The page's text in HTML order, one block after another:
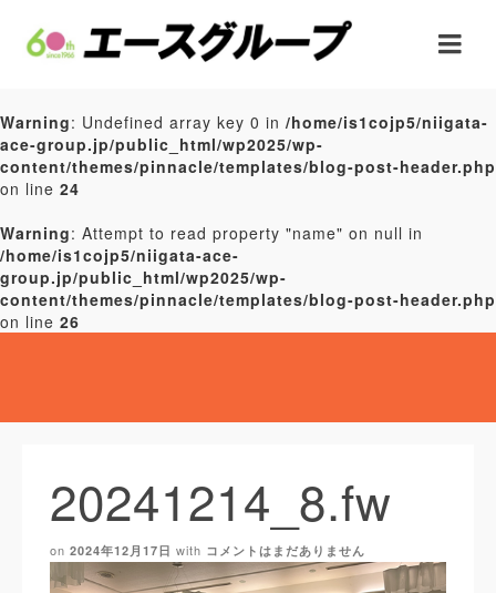
Warning: Undefined array key 0 in /home/is1cojp5/niigata-
ace-group.jp/public_html/wp2025/wp-
content/themes/pinnacle/templates/blog-post-header.php
on line 24
Warning: Attempt to read property "name" on null in
/home/is1cojp5/niigata-ace-
group.jp/public_html/wp2025/wp-
content/themes/pinnacle/templates/blog-post-header.php
on line 26
20241214_8.fw
on 2024年12月17日 with コメントはまだありません